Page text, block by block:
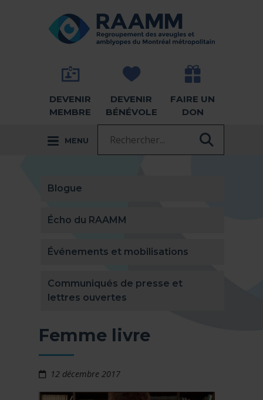
RETOUR À LA PAGE D'ACCUEIL -
DEVENIR
MEMBRE
DEVENIR
BÉNÉVOLE
FAIRE UN
DON
MENU
Blogue
Écho du RAAMM
Événements et mobilisations
Communiqués de presse et
lettres ouvertes
Femme livre
12 décembre 2017